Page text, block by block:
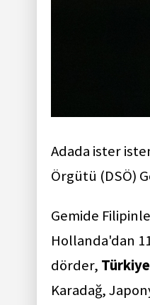
Adada ister
Örgütü (DSÖ)
Gemide
Hollanda'dan
dörder,
Karadağ,